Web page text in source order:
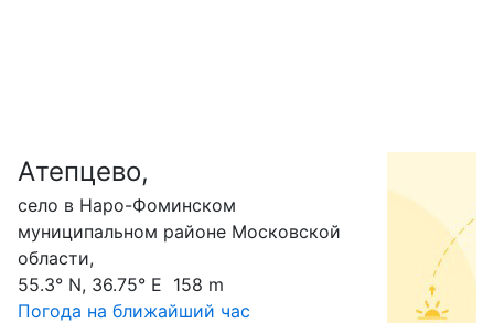
Атепцево,
село в Наро-Фоминском
муниципальном районе Московской
области,
55.3° N, 36.75° E 158 m
Погода на ближайший час